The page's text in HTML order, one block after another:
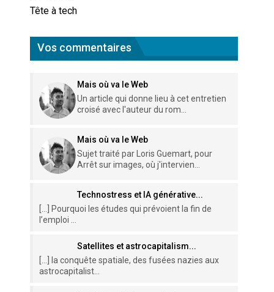
Tête à tech
Vos commentaires
Mais où va le Web
Un article qui donne lieu à cet entretien
croisé avec l'auteur du rom...
Mais où va le Web
Sujet traité par Loris Guemart, pour
Arrêt sur images, où j'intervien...
Technostress et IA générative...
[…] Pourquoi les études qui prévoient la fin de
l’emploi ...
Satellites et astrocapitalism...
[…] la conquête spatiale, des fusées nazies aux
astrocapitalist...